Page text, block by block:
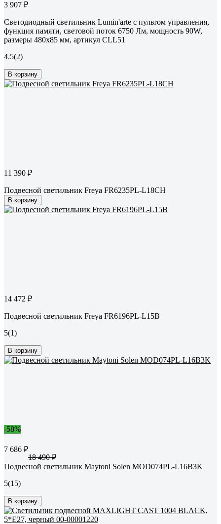
3 907 ₽
Светодиодный светильник Lumin'arte с пультом управления,
функция памяти, световой поток 6750 Лм, мощность 90W,
размеры 480х85 мм, артикул CLL51
4.5(2)
В корзину
11 390 ₽
Подвесной светильник Freya FR6235PL-L18CH
В корзину
14 472 ₽
Подвесной светильник Freya FR6196PL-L15B
5(1)
В корзину
-58%
7 686 ₽
18 490 ₽
Подвесной светильник Maytoni Solen MOD074PL-L16B3K
5(15)
В корзину